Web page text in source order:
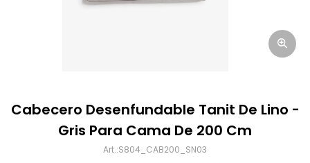
Cabecero Desenfundable Tanit De Lino -
Gris Para Cama De 200 Cm
S804_CAB200_SN03
Correo electrónico
Mensaje